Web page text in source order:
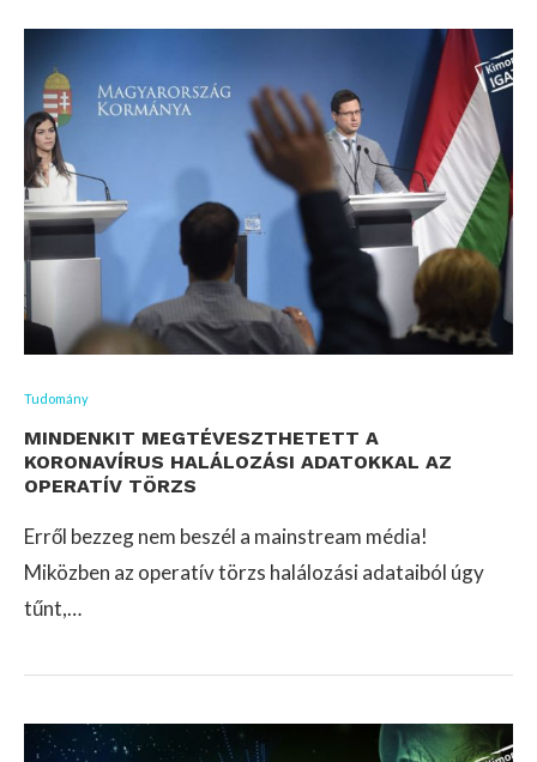
Tudomány
MINDENKIT MEGTÉVESZTHETETT A
KORONAVÍRUS HALÁLOZÁSI ADATOKKAL AZ
OPERATÍV TÖRZS
Erről bezzeg nem beszél a mainstream média!
Miközben az operatív törzs halálozási adataiból úgy
tűnt,…